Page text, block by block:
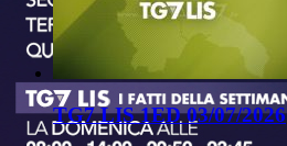
TG7 LIS 1ED 03/07/2026